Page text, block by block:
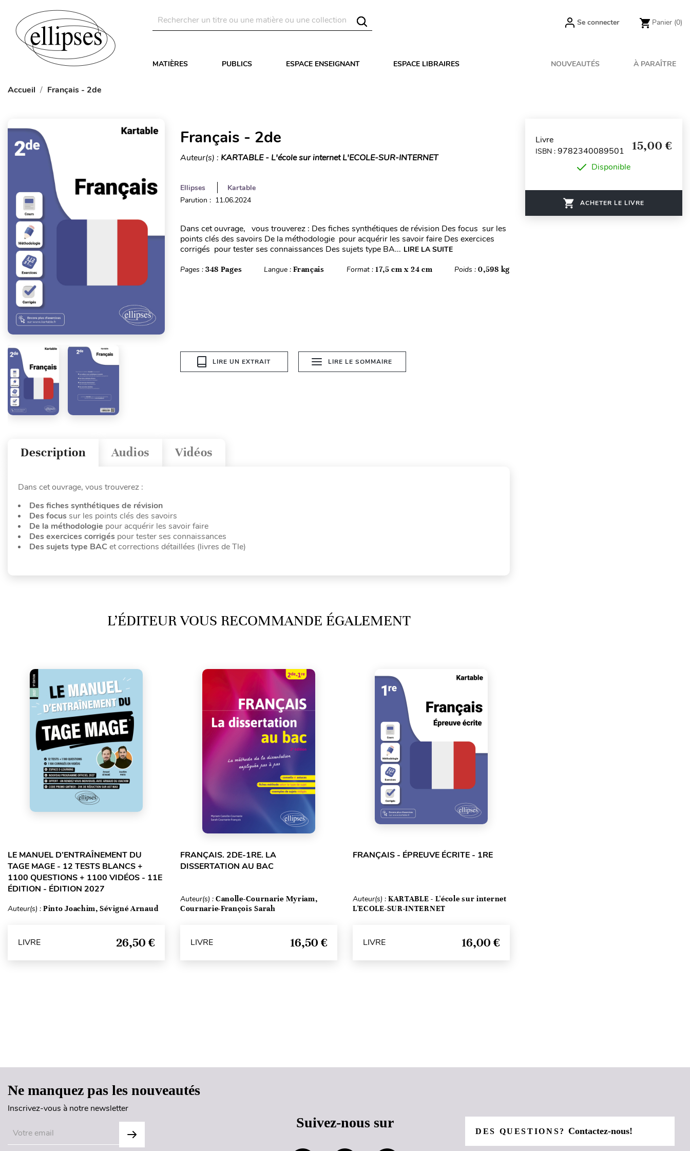
Se connecter Panier (0)
MATIÈRES PUBLICS ESPACE ENSEIGNANT ESPACE LIBRAIRES NOUVEAUTÉS À PARAÎTRE
Accueil Français - 2de
Français - 2de
Auteur(s) : KARTABLE - L'école sur internet L'ECOLE-SUR-INTERNET
Ellipses
Kartable
Parution : 11.06.2024
Dans cet ouvrage, vous trouverez : Des fiches synthétiques de révision Des focus sur les
points clés des savoirs De la méthodologie pour acquérir les savoir faire Des exercices
corrigés pour tester ses connaissances Des sujets type BA... LIRE LA SUITE
Pages : 348 Pages Langue :Français Format : 17,5 cm x 24 cm Poids :0,598 kg
LIRE UN EXTRAIT LIRE LE SOMMAIRE
Vidéos
Audios
Description
Dans cet ouvrage, vous trouverez :
Des fiches synthétiques de révision
Des focus sur les points clés des savoirs
De la méthodologie pour acquérir les savoir faire
Des exercices corrigés pour tester ses connaissances
Des sujets type BAC et corrections détaillées (livres de Tle)
L’ÉDITEUR VOUS RECOMMANDE ÉGALEMENT
LE MANUEL D’ENTRAÎNEMENT DU
TAGE MAGE - 12 TESTS BLANCS +
1100 QUESTIONS + 1100 VIDÉOS - 11E
ÉDITION - ÉDITION 2027
Auteur(s) : Pinto Joachim, Sévigné Arnaud
LIVRE 26,50 €
FRANÇAIS. 2DE-1RE. LA
DISSERTATION AU BAC
Auteur(s) : Canolle-Cournarie Myriam,
Cournarie-François Sarah
LIVRE 16,50 €
FRANÇAIS - ÉPREUVE ÉCRITE - 1RE
Auteur(s) : KARTABLE - L'école sur internet
L'ECOLE-SUR-INTERNET
LIVRE 16,00 €
Livre
ISBN : 9782340089501 15,00 €
Disponible
ACHETER LE LIVRE
Ne manquez pas les nouveautés
Inscrivez-vous à notre newsletter
Suivez-nous sur
DES QUESTIONS?Contactez-nous!